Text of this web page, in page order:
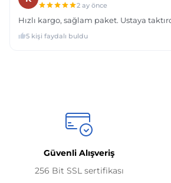
Güvenli Alışveriş
256 Bit SSL sertifikası